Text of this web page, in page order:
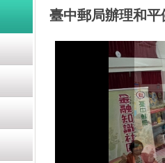
臺中郵局辦理和